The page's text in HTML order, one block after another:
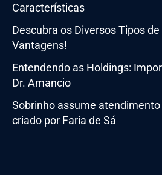
Características
Descubra os Diversos Tipos
Vantagens!
Entendendo as Holdings:
Dr. Amancio
Sobrinho assume
criado por Faria de Sá